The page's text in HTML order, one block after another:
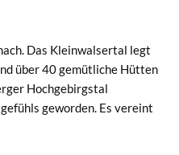
Das Kleinwalsertal legt
über 40 gemütliche Hütten
Hochgebirgstal
geworden. Es vereint